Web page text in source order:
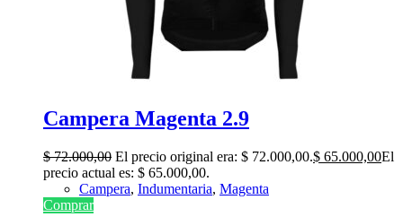
Campera Magenta 2.9
$72.000,00 El precio original era: $ 72.000,00.$ 65.000,00El
precio actual es: $ 65.000,00.
Campera, Indumentaria, Magenta
Comprar